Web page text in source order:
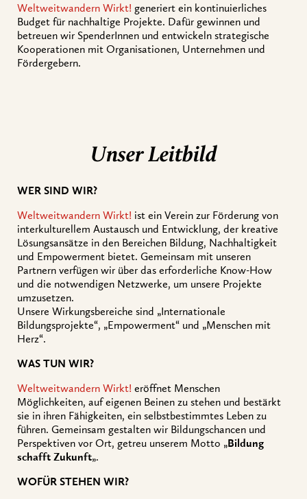
Weltweitwandern Wirkt! generiert ein kontinuierliches
Budget für nachhaltige Projekte. Dafür gewinnen und
betreuen wir SpenderInnen und entwickeln strategische
Kooperationen mit Organisationen, Unternehmen und
Fördergebern.
Unser Leitbild
WER SIND WIR?
Weltweitwandern Wirkt! ist ein Verein zur Förderung von
interkulturellem Austausch und Entwicklung, der kreative
Lösungsansätze in den Bereichen Bildung, Nachhaltigkeit
und Empowerment bietet. Gemeinsam mit unseren
Partnern verfügen wir über das erforderliche Know-How
und die notwendigen Netzwerke, um unsere Projekte
umzusetzen.
Unsere Wirkungsbereiche sind „Internationale
Bildungsprojekte“, „Empowerment“ und „Menschen mit
Herz“.
WAS TUN WIR?
Weltweitwandern Wirkt! eröffnet Menschen
Möglichkeiten, auf eigenen Beinen zu stehen und bestärkt
sie in ihren Fähigkeiten, ein selbstbestimmtes Leben zu
führen. Gemeinsam gestalten wir Bildungschancen und
Perspektiven vor Ort, getreu unserem Motto „Bildung
schafft Zukunft„.
WOFÜR STEHEN WIR?